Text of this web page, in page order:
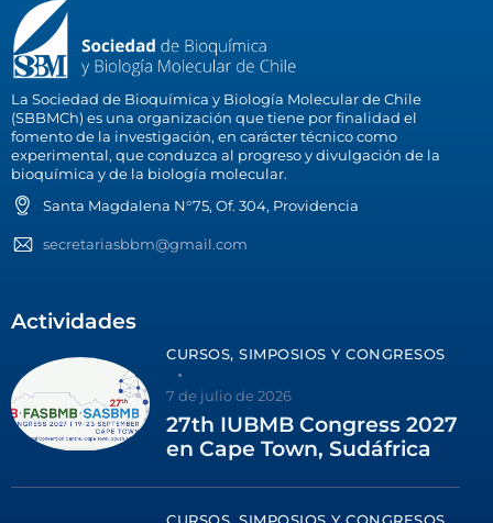
La Sociedad de Bioquímica y Biología Molecular de Chile
(SBBMCh) es una organización que tiene por finalidad el
fomento de la investigación, en carácter técnico como
experimental, que conduzca al progreso y divulgación de la
bioquímica y de la biología molecular.
Santa Magdalena N°75, Of. 304, Providencia
secretariasbbm@gmail.com
Actividades
CURSOS, SIMPOSIOS Y CONGRESOS
7 de julio de 2026
27th IUBMB Congress 2027
en Cape Town, Sudáfrica